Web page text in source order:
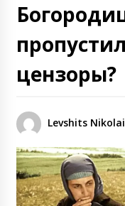
цензоры?
Levshits Nikolai